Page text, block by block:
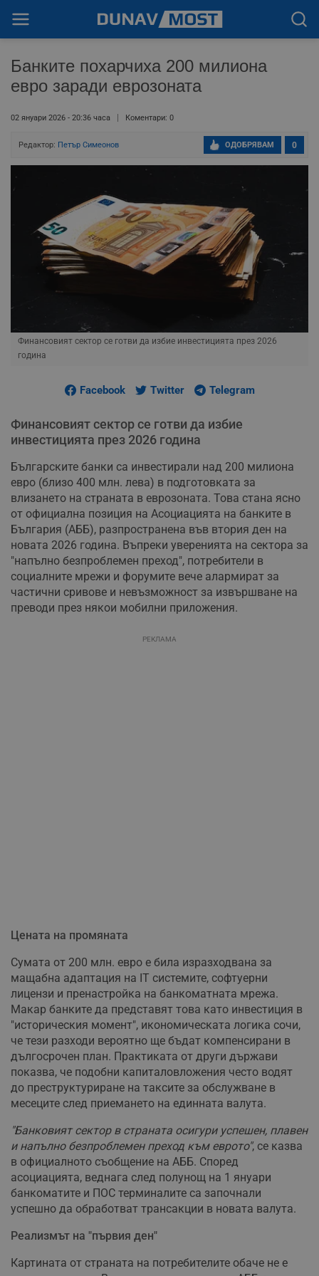
Банките похарчиха 200 милиона
евро заради еврозоната
02 януари 2026 - 20:36 часа Коментари: 0
Редактор: Петър Симеонов 0
ОДОБРЯВАМ
Финансовият сектор се готви да избие инвестицията през 2026
година
Facebook Twitter Telegram
Финансовият сектор се готви да избие
инвестицията през 2026 година
Българските банки са инвестирали над 200 милиона
евро (близо 400 млн. лева) в подготовката за
влизането на страната в еврозоната. Това стана ясно
от официална позиция на Асоциацията на банките в
България (АББ), разпространена във втория ден на
новата 2026 година. Въпреки уверенията на сектора за
"напълно безпроблемен преход", потребители в
социалните мрежи и форумите вече алармират за
частични сривове и невъзможност за извършване на
преводи през някои мобилни приложения.
РЕКЛАМА
Цената на промяната
Сумата от 200 млн. евро е била изразходвана за
мащабна адаптация на IT системите, софтуерни
лицензи и пренастройка на банкоматната мрежа.
Макар банките да представят това като инвестиция в
"историческия момент", икономическата логика сочи,
че тези разходи вероятно ще бъдат компенсирани в
дългосрочен план. Практиката от други държави
показва, че подобни капиталовложения често водят
до преструктуриране на таксите за обслужване в
месеците след приемането на единната валута.
"Банковият сектор в страната осигури успешен, плавен
и напълно безпроблемен преход към еврото", се казва
в официалното съобщение на АББ. Според
асоциацията, веднага след полунощ на 1 януари
банкоматите и ПОС терминалите са започнали
успешно да обработват трансакции в новата валута.
Реализмът на "първия ден"
Картината от страната на потребителите обаче не е